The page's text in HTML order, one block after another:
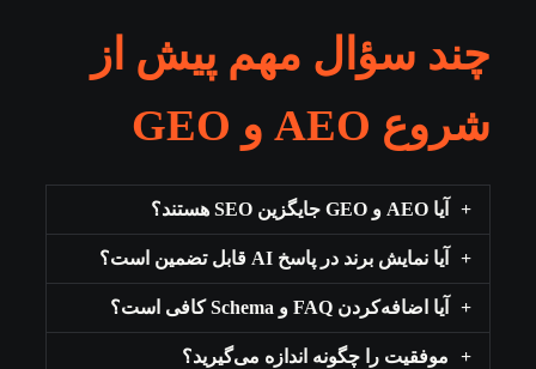
چند سؤال مهم پیش از
شروع AEO و GEO
آیا AEO و GEO جایگزین SEO هستند؟
آیا نمایش برند در پاسخ AI قابل تضمین است؟
آیا اضافه‌کردن FAQ و Schema کافی است؟
موفقیت را چگونه اندازه می‌گیرید؟